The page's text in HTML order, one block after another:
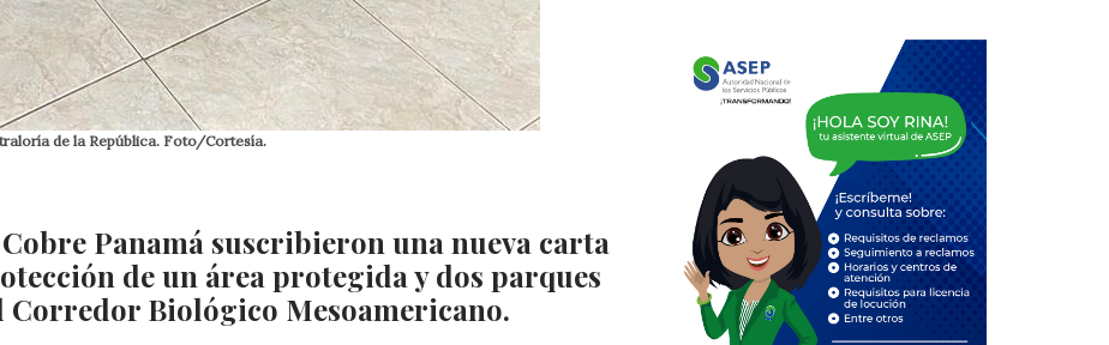
de la República. Foto/Cortesía.
Panamá suscribieron una nueva carta
de un área protegida y dos parques
Corredor Biológico Mesoamericano.